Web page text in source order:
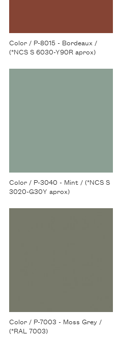
Color / P-8015 - Bordeaux /
(*NCS S 6030-Y90R aprox)
Color / P-3040 - Mint / (*NCS S
3020-G30Y aprox)
Color / P-7003 - Moss Grey /
(*RAL 7003)